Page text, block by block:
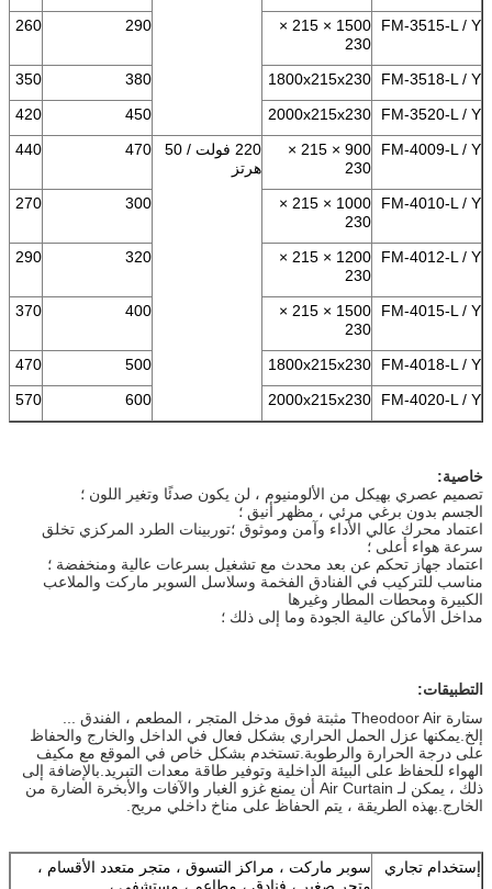
FM-3515-L / Y
1500 × 215 ×
230
290
260
FM-3518-L / Y
1800x215x230
380
350
FM-3520-L / Y
2000x215x230
450
420
FM-4009-L / Y
900 × 215 ×
230
220 فولت / 50
هرتز
470
440
FM-4010-L / Y
1000 × 215 ×
230
300
270
FM-4012-L / Y
1200 × 215 ×
230
320
290
FM-4015-L / Y
1500 × 215 ×
230
400
370
FM-4018-L / Y
1800x215x230
500
470
FM-4020-L / Y
2000x215x230
600
570
خاصية:
تصميم عصري بهيكل من الألومنيوم ، لن يكون صدئًا وتغير اللون ؛
الجسم بدون برغي مرئي ، مظهر أنيق ؛
اعتماد محرك عالي الأداء وآمن وموثوق ؛توربينات الطرد المركزي تخلق
سرعة هواء أعلى ؛
اعتماد جهاز تحكم عن بعد محدث مع تشغيل بسرعات عالية ومنخفضة ؛
مناسب للتركيب في الفنادق الفخمة وسلاسل السوبر ماركت والملاعب
الكبيرة ومحطات المطار وغيرها
مداخل الأماكن عالية الجودة وما إلى ذلك ؛
التطبيقات:
ستارة Theodoor Air مثبتة فوق مدخل المتجر ، المطعم ، الفندق ...
إلخ.يمكنها عزل الحمل الحراري بشكل فعال في الداخل والخارج والحفاظ
على درجة الحرارة والرطوبة.تستخدم بشكل خاص في الموقع مع مكيف
الهواء للحفاظ على البيئة الداخلية وتوفير طاقة معدات التبريد.بالإضافة إلى
ذلك ، يمكن لـ Air Curtain أن يمنع غزو الغبار والآفات والأبخرة الضارة من
الخارج.بهذه الطريقة ، يتم الحفاظ على مناخ داخلي مريح.
إستخدام تجاري
سوبر ماركت ، مراكز التسوق ، متجر متعدد الأقسام ،